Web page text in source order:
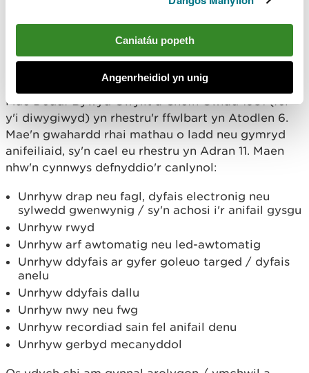
Caniatáu popeth
Angenrheidiol yn unig
amgylch ei lygaid a chot frown frith. Mae'n chwip o
heliwr – gall ddal cwningod yn eu tyllau, a nofio
hyd yn oed. Mae'n byw mewn cynefinoedd
amrywiol yn cynnwys twyni tywod, tir ffermio,
coedwigoedd a chorsydd.
Mae Deddf Bywyd Gwyllt a Chefn Gwlad 1981 (fel
y'i diwygiwyd) yn rhestru'r ffwlbart yn Atodlen 6.
Mae'n gwahardd rhai mathau o ladd neu gymryd
anifeiliaid, sy'n cael eu rhestru yn Adran 11. Maen
nhw'n cynnwys defnyddio'r canlynol:
Unrhyw drap neu fagl, dyfais electronig neu
sylwedd gwenwynig / sy'n achosi i'r anifail gysgu
Unrhyw rwyd
Unrhyw arf awtomatig neu led-awtomatig
Unrhyw ddyfais ar gyfer goleuo targed / dyfais
anelu
Unrhyw ddyfais dallu
Unrhyw nwy neu fwg
Unrhyw recordiad sain fel anifail denu
Unrhyw gerbyd mecanyddol